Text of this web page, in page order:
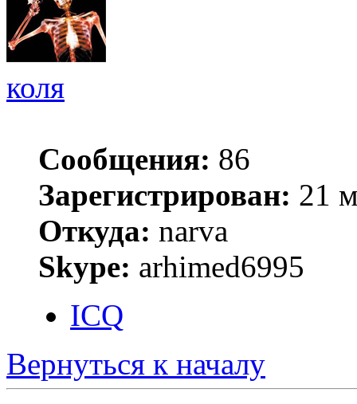
коля
Сообщения: 86
Зарегистрирован: 21
Откуда: narva
Skype: arhimed6995
ICQ
Вернуться к началу